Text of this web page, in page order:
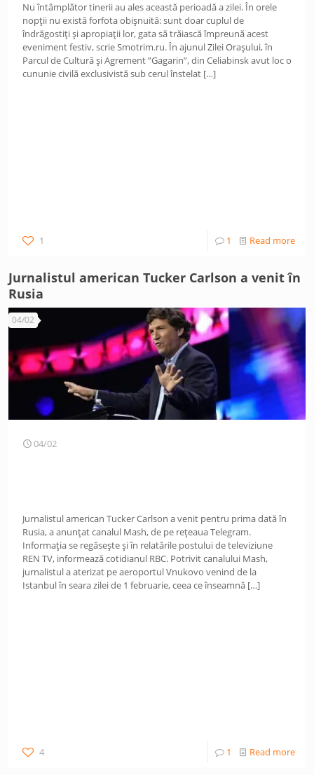
Nu întâmplător tinerii au ales această perioadă a zilei. În orele
nopții nu există forfota obișnuită: sunt doar cuplul de
îndrăgostiți și apropiații lor, gata să trăiască împreună acest
eveniment festiv, scrie Smotrim.ru. În ajunul Zilei Orașului, în
Parcul de Cultură și Agrement ”Gagarin”, din Celiabinsk avut loc o
cununie civilă exclusivistă sub cerul înstelat […]
1 1 Read more
Jurnalistul american Tucker Carlson a venit în
Rusia
04/02
04/02
Jurnalistul american Tucker Carlson a venit pentru prima dată în
Rusia, a anunțat canalul Mash, de pe rețeaua Telegram.
Informația se regăsește și în relatările postului de televiziune
REN TV, informează cotidianul RBC. Potrivit canalului Mash,
jurnalistul a aterizat pe aeroportul Vnukovo venind de la
Istanbul în seara zilei de 1 februarie, ceea ce înseamnă […]
4 1 Read more